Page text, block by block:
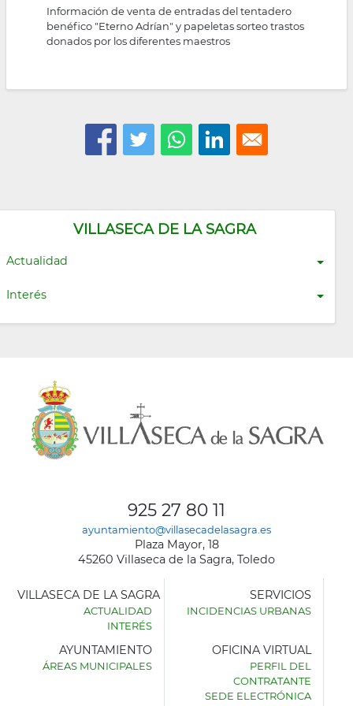
VILLASECA DE LA SAGRA
Actualidad
Interés
Información de venta de entradas del tentadero
benéfico "Eterno Adrían" y papeletas sorteo trastos
donados por los diferentes maestros
925 27 80 11
ayuntamiento@villasecadelasagra.es
Plaza Mayor, 18
45260 Villaseca de la Sagra, Toledo
AYUNTAMIENTO
VILLASECA DE LA SAGRA
ACTUALIDAD
INTERÉS
SERVICIOS
INCIDENCIAS URBANAS
AYUNTAMIENTO
ÁREAS MUNICIPALES
OFICINA VIRTUAL
PERFIL DEL
CONTRATANTE
SEDE ELECTRÓNICA